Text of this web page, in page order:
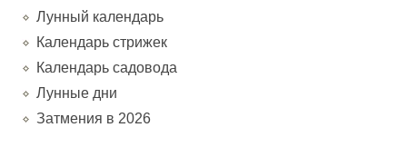
Лунный календарь
Календарь стрижек
Календарь садовода
Лунные дни
Затмения в 2026